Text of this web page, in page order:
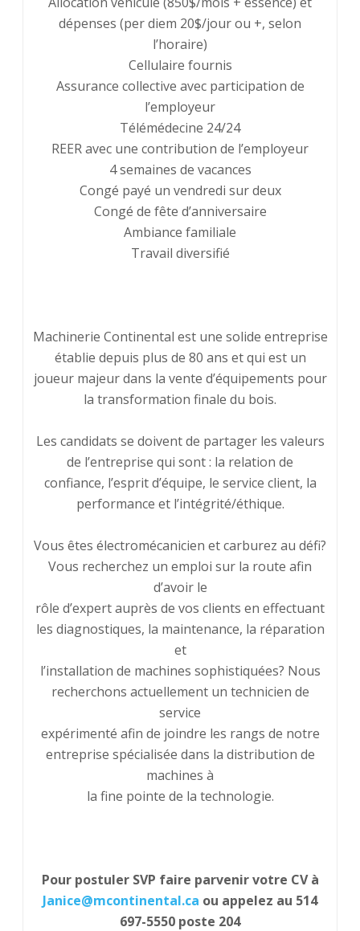
dépenses (per diem 20$/jour ou +, selon
l’horaire)
Cellulaire fournis
Assurance collective avec participation de
l’employeur
Télémédecine 24/24
REER avec une contribution de l’employeur
4 semaines de vacances
Congé payé un vendredi sur deux
Congé de fête d’anniversaire
Ambiance familiale
Travail diversifié
Machinerie Continental est une solide entreprise
établie depuis plus de 80 ans et qui est un
joueur majeur dans la vente d’équipements pour
la transformation finale du bois.
Les candidats se doivent de partager les valeurs
de l’entreprise qui sont : la relation de
confiance, l’esprit d’équipe, le service client, la
performance et l’intégrité/éthique.
Vous êtes électromécanicien et carburez au défi?
Vous recherchez un emploi sur la route afin
d’avoir le
rôle d’expert auprès de vos clients en effectuant
les diagnostiques, la maintenance, la réparation
et
l’installation de machines sophistiquées? Nous
recherchons actuellement un technicien de
service
expérimenté afin de joindre les rangs de notre
entreprise spécialisée dans la distribution de
machines à
la fine pointe de la technologie.
Pour postuler SVP faire parvenir votre CV à
Janice@mcontinental.ca ou appelez au 514
697-5550 poste 204